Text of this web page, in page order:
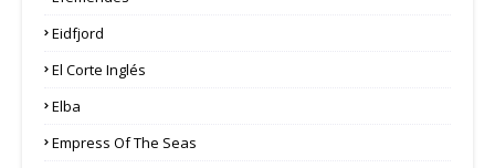
Eidfjord
El Corte Inglés
Elba
Empress Of The Seas